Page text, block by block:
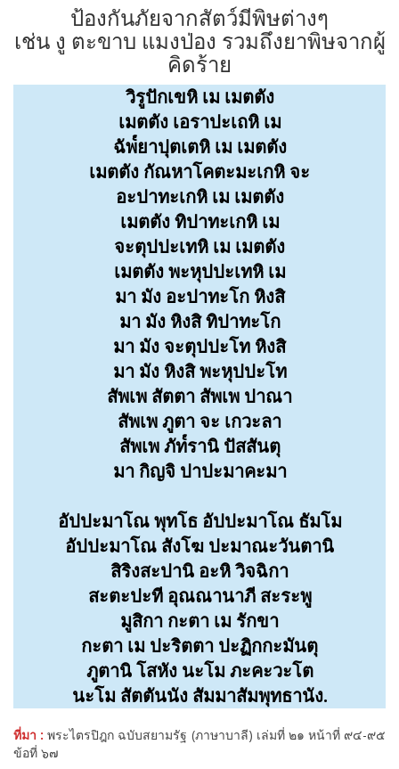
ป้องกันภัยจากสัตว์มีพิษต่างๆ
เช่น งู ตะขาบ แมงป่อง รวมถึงยาพิษจากผู้
คิดร้าย
วิรูปักเขหิ เม เมตตัง
เมตตัง เอราปะเถหิ เม
ฉัพ๎ยาปุตเตหิ เม เมตตัง
เมตตัง กัณหาโคตะมะเกหิ จะ
อะปาทะเกหิ เม เมตตัง
เมตตัง ทิปาทะเกหิ เม
จะตุปปะเทหิ เม เมตตัง
เมตตัง พะหุปปะเทหิ เม
มา มัง อะปาทะโก หิงสิ
มา มัง หิงสิ ทิปาทะโก
มา มัง จะตุปปะโท หิงสิ
มา มัง หิงสิ พะหุปปะโท
สัพเพ สัตตา สัพเพ ปาณา
สัพเพ ภูตา จะ เกวะลา
สัพเพ ภัท๎รานิ ปัสสันตุ
มา กิญจิ ปาปะมาคะมา
อัปปะมาโณ พุทโธ อัปปะมาโณ ธัมโม
อัปปะมาโณ สังโฆ ปะมาณะวันตานิ
สิริงสะปานิ อะหิ วิจฉิกา
สะตะปะที อุณณานาภี สะระพู
มูสิกา กะตา เม รักขา
กะตา เม ปะริตตา ปะฏิกกะมันตุ
ภูตานิ โสหัง นะโม ภะคะวะโต
นะโม สัตตันนัง สัมมาสัมพุทธานัง.
ที่มา :พระไตรปิฎก ฉบับสยามรัฐ (ภาษาบาลี) เล่มที่ ๒๑ หน้าที่ ๙๔-๙๕
ข้อที่ ๖๗